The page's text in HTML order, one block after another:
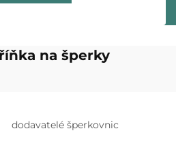
na šperky
dodavatelé šperkovnic